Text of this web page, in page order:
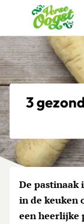
Verse Oogst
3
De pastinaak
in de keuken
een heerlijke